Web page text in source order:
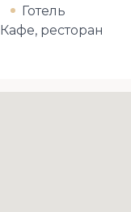
Готель
Кафе, ресторан